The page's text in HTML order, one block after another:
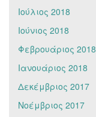
Ιούλιος 2018
Ιούνιος 2018
Φεβρουάριος 2018
Ιανουάριος 2018
Δεκέμβριος 2017
Νοέμβριος 2017